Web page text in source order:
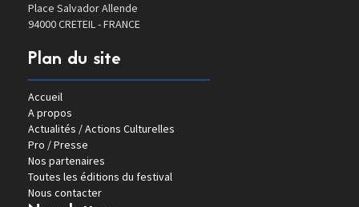
Place Salvador Allende
94000 CRETEIL - FRANCE
Plan du site
Accueil
A propos
Actualités / Actions Culturelles
Pro / Presse
Nos partenaires
Toutes les éditions du festival
Nous contacter